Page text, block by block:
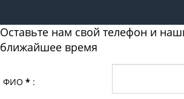
Оставьте нам свой телефон и
ближайшее время
ФИО * :